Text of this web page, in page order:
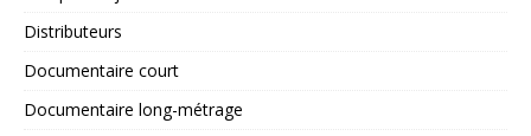
Distributeurs
Documentaire court
Documentaire long-métrage